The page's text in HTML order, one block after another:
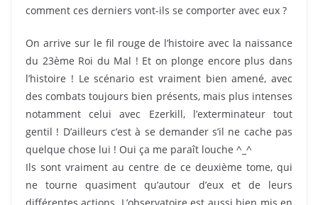
comment ces derniers vont-ils se comporter avec eux ?
On arrive sur le fil rouge de l’histoire avec la naissance
du 23ème Roi du Mal ! Et on plonge encore plus dans
l’histoire ! Le scénario est vraiment bien amené, avec
des combats toujours bien présents, mais plus intenses
notamment celui avec Ezerkill, l’exterminateur tout
gentil ! D’ailleurs c’est à se demander s’il ne cache pas
quelque chose lui ! Oui ça me paraît louche ^_^
Ils sont vraiment au centre de ce deuxième tome, qui
ne tourne quasiment qu’autour d’eux et de leurs